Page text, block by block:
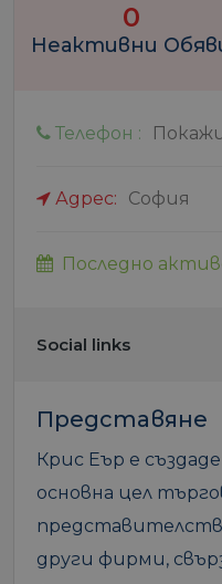
0
Неактивни
Телефон :
Адрес: София
Последно
Social links
Представяне
Крис Еър е
основна цел
други фирми,